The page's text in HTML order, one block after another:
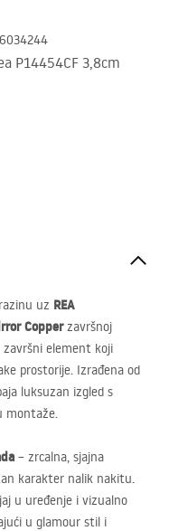
P14454CF 3,8cm
uz REA
Copperzavršnoj
element koji
prostorije. Izrađena od
luksuzan izgled s
montaže.
– zrcalna, sjajna
karakter nalik nakitu.
u uređenje i vizualno
u glamour stil i